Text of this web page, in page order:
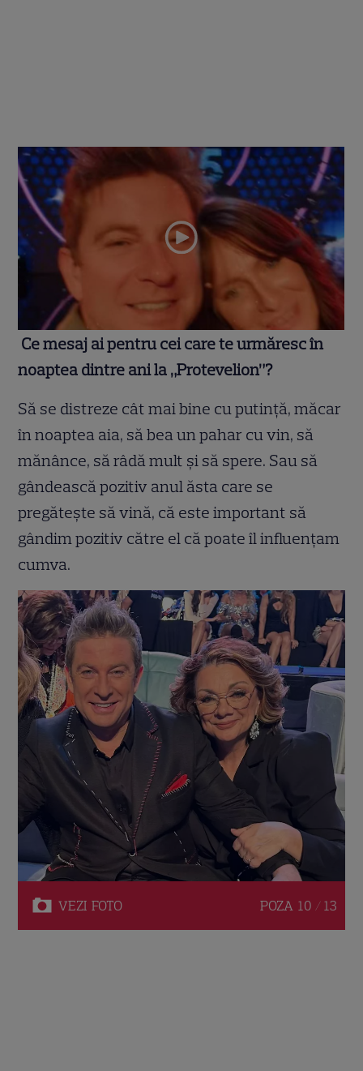
Ce mesaj ai pentru cei care te urmăresc în
noaptea dintre ani la „Protevelion”?
Să se distreze cât mai bine cu putinţă, măcar
în noaptea aia, să bea un pahar cu vin, să
mănânce, să râdă mult şi să spere. Sau să
gândească pozitiv anul ăsta care se
pregăteşte să vină, că este important să
gândim pozitiv către el că poate îl influenţam
cumva.
VEZI FOTO POZA 10 / 13